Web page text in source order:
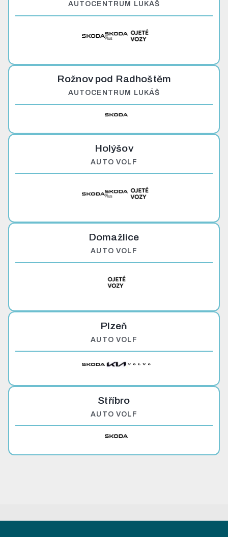
AUTOCENTRUM LUKÁŠ
Rožnov pod Radhoštěm
AUTOCENTRUM LUKÁŠ
Holýšov
AUTO VOLF
Domažlice
AUTO VOLF
Plzeň
AUTO VOLF
Stříbro
AUTO VOLF